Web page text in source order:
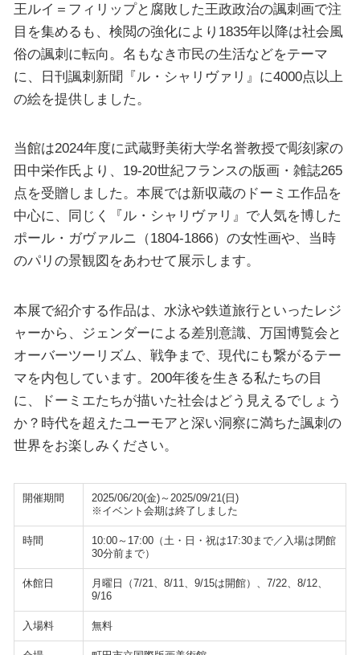
王ルイ＝フィリップと腐敗した王政政治の諷刺画で注
目を集めるも、検閲の強化により1835年以降は社会風
俗の諷刺に転向。名もなき市民の生活などをテーマ
に、日刊諷刺新聞『ル・シャリヴァリ』に4000点以上
の絵を提供しました。
当館は2024年度に武蔵野美術大学名誉教授で彫刻家の
田中栄作氏より、19-20世紀フランスの版画・雑誌265
点を受贈しました。本展では新収蔵のドーミエ作品を
中心に、同じく『ル・シャリヴァリ』で人気を博した
ポール・ガヴァルニ（1804-1866）の女性画や、当時
のパリの景観図をあわせて展示します。
本展で紹介する作品は、水泳や鉄道旅行といったレジ
ャーから、ジェンダーによる差別意識、万国博覧会と
オーバーツーリズム、戦争まで、現代にも繋がるテー
マを内包しています。200年後を生きる私たちの目
に、ドーミエたちが描いた社会はどう見えるでしょう
か？時代を超えたユーモアと深い洞察に満ちた諷刺の
世界をお楽しみください。
開催期間
2025/06/20(金)～2025/09/21(日)
※イベント会期は終了しました
時間
10:00～17:00（土・日・祝は17:30まで／入場は閉館
30分前まで）
休館日
月曜日（7/21、8/11、9/15は開館）、7/22、8/12、
9/16
入場料 無料